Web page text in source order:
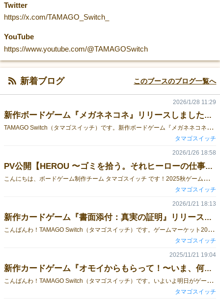
Twitter
https://x.com/TAMAGO_Switch_
YouTube
https://www.youtube.com/@TAMAGOSwitch
新着ブログ このブースのブログ一覧へ
新作ボードゲーム『メガネネコネ』リリースしました！《2026春 両日参加します》
T
AMAGO Switch（タマゴスイッチ）です。新作ボードゲーム『メガネネコネ』が発売開始しました🐾✨メガネを隠すネコと、それを探すヒトに分かれて遊ぶ、【推理 × 会話 × 心理戦】のボードゲームです！かわいいテーマなのに、遊ぶと「え、これ思ったより心理戦！？」ってなります。■どんなゲーム？『メガネネコネ』は、ネコがこっそり隠した「メガネの場所」をヒトたちが質問と会話で突き止めていく推理ゲームです。……が！プレイヤーの中には、ヒトのふりをした“本物のネコ” が混ざっています。しかもこのネコ、・自分がネコだとバレちゃダメ・メガネの場所を守らなきゃダメ・さらに 必ず1回はウソをつかなきゃダメという、役割を背負っています。ヒト側は、「今の答え、ちょっと怪しくない？」「それ前と言ってることズレてない？」そんな違和感を頼りに、みんなでワイワイ推理していきます。■遊び方はシンプルなのに、会話が止まらない!!やることはとっても簡単で、・質問する・答えを聞く・話し合う・怪しい候補を消していくこれだけです！でも、ネコは必ずどこかに1回ウソを混ぜているので、「え？今の信じていいの？」「それ言い方おかしくない？」「ちょっと待って、整理しよう…」ってなって、気づいたらめちゃくちゃ盛り上がっています。■遊んでると人のクセがめちゃくちゃ出ます・急に饒舌になる人・無言になる人・やたら言い訳が長い人・正直すぎて逆に怪しい人ラウンドが終わったあと、「さっきのあれ怪しすぎたでしょ！」という感じで自然に感想戦が始まって、それがまた面白い‼️🐱■ゲーム情報プレイ人数：3〜6人（おすすめは4人）対象年齢：10歳以上プレイ時間：1ラウンド 約10分■最後に『メガネネコネ』は、・人狼やワードウルフが好きな人・会話が盛り上がるゲームを探している人・推理が好きな人・人のクセを見るのが好きな人にかなり刺さるゲームになっています！ぜひぜひ、ネコになってウソをつくドキドキと、ヒトになって違和感を探す楽しさを体験してみてください🐾TAMAGO Switch（タマゴスイッチ）【Twitter】https://x.com/TAMAGO_Switch_【YouTube】https://www.youtube.com/@TAMAGOSwitch
2026/1/28 11:29
タマゴスイッチ
PV公開【HEROU 〜ゴミを拾う。それヒーローの仕事だろ？〜】
こ
んにちは、ボードゲーム制作チーム タマゴスイッチ です！2025秋ゲームマーケットにて発売したボードゲーム『HEROU― 拾って叫べ！ゴミバトルウォーズー』の遊び方PVを公開しました！すでに遊んでくださった方も、初めて見た！という方も、まずは雰囲気を感じてもらえる内容になっています。■ HEROUってどんなゲーム？街に散らばる“奇妙なゴミ”を拾い、同じカードで役を作ってヒーローNo.1を目指す、進化系神経衰弱！突如現れた宇宙人「ポイステルッチャ」によって、街には大量のゴミが投棄されてしまいました。プレイヤーはヒーローとなり、ゴミを拾い集めて役（コンボ）を作り、必殺技を叫びながら街を守ります。…が、街には 「有毒スライム」 という厄介な存在も。これをどう扱うかで、ゲーム展開は一気に変わります■ プレイ情報・プレイ人数：2〜4人・対象年齢：10歳以上・プレイ時間：約15分「ちょっと気になるかも」と思ったら、ぜひPVを見てみてください！ゲームマーケット当日、ブースで「PV見ました」と声をかけてもらえるとめちゃくちゃ嬉しいです。タマゴスイッチ
2026/1/26 18:58
タマゴスイッチ
新作カードゲーム『書面添付：真実の証明』リリース！《2026春 両日参加します》
こ
んばんわ！TAMAGO Switch（タマゴスイッチ）です。ゲームマーケット2026春の両日出展が決まりました！また参加出来ると思うと今からワクワクします♪さて本日、新作カードゲーム 『書面添付：真実の証明』 リリースされました！■どんなゲーム？『書面添付：真実の証明』は、プレイヤーが税理士となり、帳簿の信頼性を監査カードによって検証しながら、真実の帳簿を完成させる心理戦カードゲーム！なんと今回は現役税理士さんに監修して頂きました…！！■なんだか難しそう…そんな事ないんです！このゲームは、トランプゲームの定番である七並べのルールをベースに作られているので、どんな人でも楽しめちゃいます！ 数字を順番につなげていく直感的な仕組みを土台にしながら、そこへ「監査」「疑義」「真実性」といった要素を加えることで、単なる運やスピードではなく、判断のタイミングと読み合いが重要になるゲームです！ 七並べの分かりやすさを活かしつつ、監査で真実を証明するというテーマを自然に体験できます！ 帳簿が完成した瞬間、プレイヤーは信頼性の証明である「書面添付！」を宣言します。しかし、他の税理士が「疑義あり！」と異議を唱えてくるかも…。真実を証明できるのは、最後まで冷静に監査の精度と疑義を見抜いた者だけです！ ■ゲームの特徴・税理士監修による、帳簿の監査と書面添付の考え方を反映した設計・「疑義あり！」による介入と横取りが生む緊張感・10分～手軽に遊べるテンポの良い心理戦・運よりも、タイミングの読み合いが勝敗を左右■プレイ情報・プレイ人数：2～4人・対象年齢：10歳以上・プレイ時間：10分～20分■制作背景現代のビジネスや社会では、「書類があるから信頼できる」という思い込みが、判断を誤らせる場面が少なくありません。「書類があるから信頼できる」ことと「真実であること」は必ずしも一致しない。という現実を、帳簿の監査と書面添付という行為を通して体験できるゲームとして制作されました。■監修《 金成祐行税理士（かなり＆パートナーズ税理士法人）》東京都府中市を拠点に、中小企業の税務・経営支援を行う税理士。本作の帳簿の監査と書面添付の考え方を監修。
2026/1/21 18:13
タマゴスイッチ
新作カードゲーム『オモイからもらって！〜いま、何トン？〜』発売します！《両日S01》
こ
んばんわ！TAMAGO Switch（タマゴスイッチ）です。いよいよ明日がゲームマーケット…！初出展なのでものすごくワクワクとドキドキがとまりません…！そんなゲームマーケット2025秋にて、新作カードゲーム 『オモイからもらって！〜いま、何トン？〜』 を発売します！■どんなゲーム？このゲームは、“気持ちの重さ（オモイ）”を押し付けたり、受け取ったりしながら勝敗が決まる、心理戦×駆け引きのエンタメカードゲーム！恋愛・仕事・プライベート……人生にはいろいろ“重い”ことがありますが、そんなオモイを 笑って遊べるゲームにしたい！という想いから生まれました。■遊び方はとってもシンプル自分の番に、手札から 誰かの「お気持ちエリア」へオモイを置くだけ。「3トンの恋愛」「1トンの仕事」など、カードには1〜3トンの出来事（オモイ）が書かれています。そして──同じ色のオモイを3連続で置くと、大人気の 『もうムリコンボ！！』 が炸裂！テーブルから「重い！！」「やめろって！！」「こっち来るな〜！！」と叫び声と笑いが飛び交うパーティーゲームです。 ■ゲームを荒らしまくる“トクシュカード”たち場を一気に混乱させるトクシュカードも大暴れ！・オモイを誰かにお引っ越し・誰かと誰かのオモイを交換・1枚だけ0トンにして軽くする・最軽量の人に5トン送りつけるなどなど…毎ターン何が起きるかわからない、予測不能のドタバタ展開がクセになります。■ゲーム情報プレイ人数：2〜4人対象年齢：8歳以上プレイ時間：15分〜ワイワイ楽しめる心理バトルです！■オモイ気持ちを笑い飛ばしたい！現実ではちょっと“重いな…”って感じる出来事も、ゲームの中なら笑って吐き出せる。そんなエンタメを作りたくて、「オモイを押し付けるゲーム」 というヘンテコで楽しい発想が生まれました。ぜひ、あなたの“オモイキモチ”をみんなで笑い飛ばしてください！■最後に『オモイからもらって！』は、押し付ける・叫ぶ・逆転するこの3拍子でとにかく盛り上がります！ぜひぜひ気軽にブースへ遊びに来て実物を見にきてくださいね！
2025/11/21 19:04
タマゴスイッチ